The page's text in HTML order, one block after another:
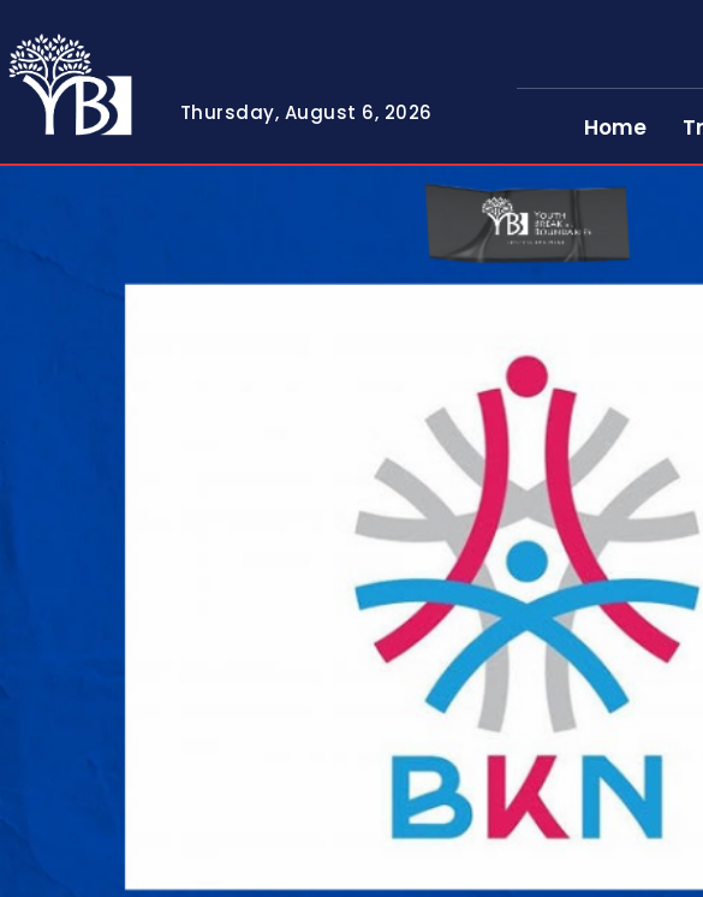
Thursday, August 6, 2026
Home